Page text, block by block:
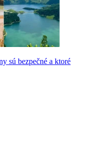
sú bezpečné a ktoré